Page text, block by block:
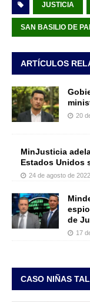
JUSTICIA
SAN BASILIO DE
ARTÍCULOS
20
MinJusticia
Estados Unidos
24 de agosto de 2022
de
17
CASO NIÑAS